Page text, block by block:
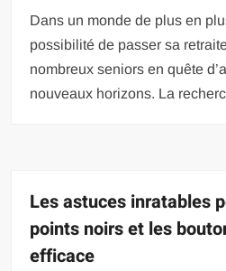
Dans un monde de plus en
possibilité de passer sa
nombreux seniors en quête
nouveaux horizons. La
Les astuces inratables
points noirs et les
efficace